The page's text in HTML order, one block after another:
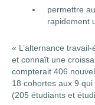
permettre
rapidement
« L’alternance
et connaît une
compterait 406
18 cohortes aux 9
(205 étudiants et